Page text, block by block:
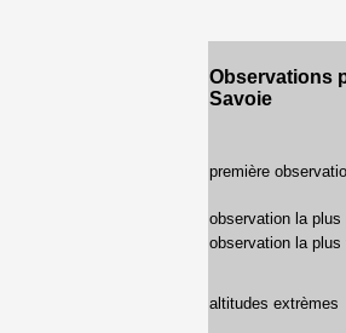
Observations
Savoie
première
observation la plus
observation la plus
altitudes extrèmes